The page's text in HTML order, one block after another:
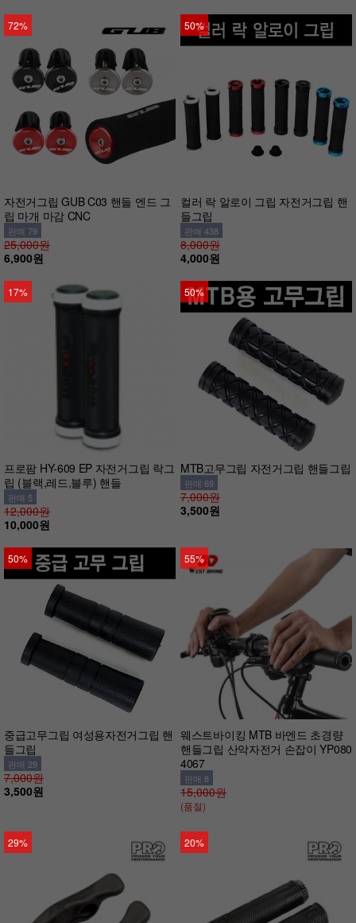
72%
자전거그립 GUB C03 핸들 엔드 그
립 마개 마감 CNC
판매 79
25,000원
6,900원
50%
컬러 락 알로이 그립 자전거그립 핸
들그립
판매 438
8,000원
4,000원
17%
프로팜 HY-609 EP 자전거그립 락그
립 (블랙,레드,블루) 핸들
판매 5
12,000원
10,000원
50%
MTB고무그립 자전거그립 핸들그립
판매 69
7,000원
3,500원
50%
중급고무그립 여성용자전거그립 핸
들그립
판매 29
7,000원
3,500원
55%
웨스트바이킹 MTB 바엔드 초경량
핸들그립 산악자전거 손잡이 YP080
4067
판매 8
15,000원
(품절)
29% 20%